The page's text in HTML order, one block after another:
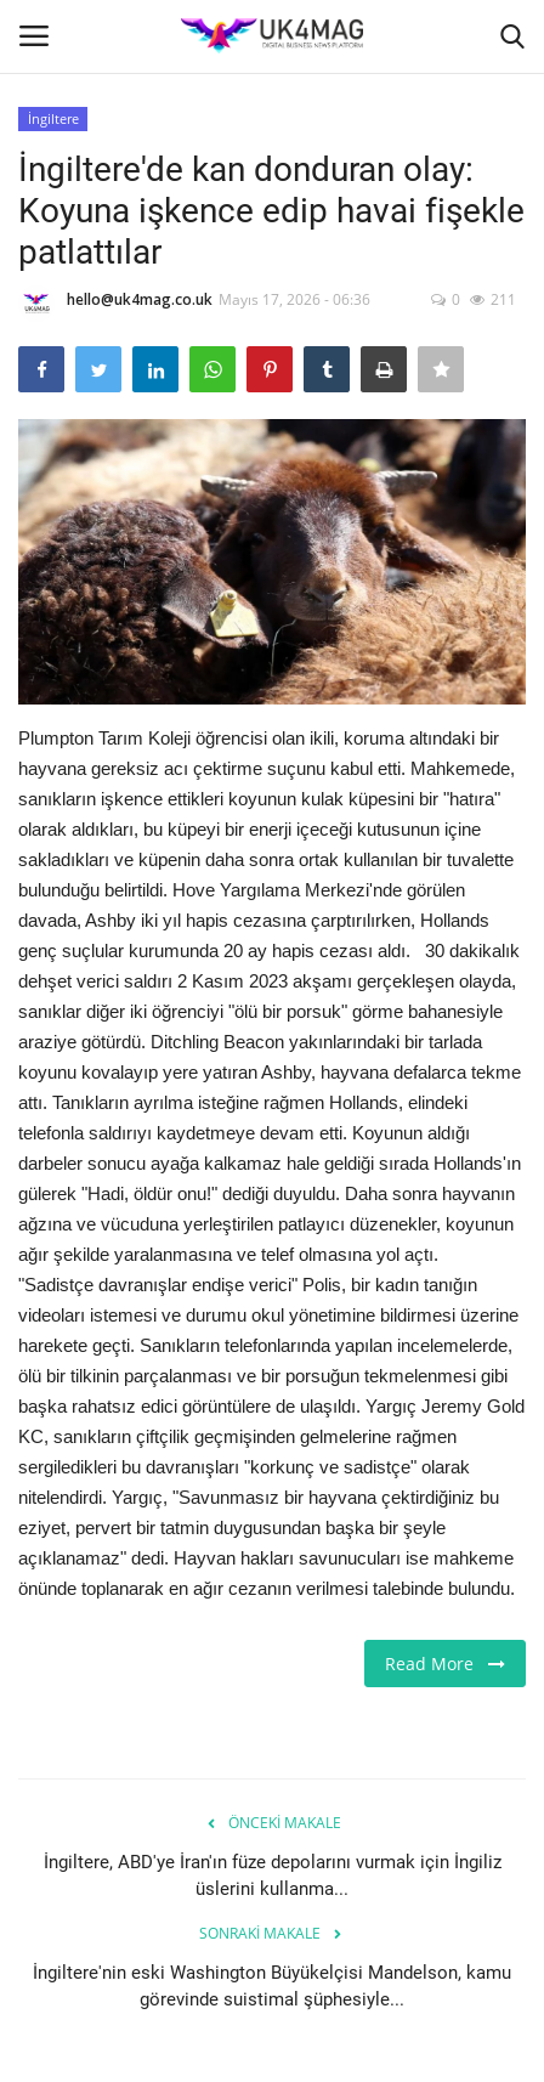
Ana Sayfa
TVNET
TOPLUM
İş İlanları
Seri İlanlar
Londra
İngiltere
Videolar
İş & Ekonomi
Firma Rehberi
Pazaryeri
Kültür - Sanat
Restoranlar
Sağlık
Teknoloji
Etkinlik
Hakkımızda
İletişim
Dilim
English Turkish
İngiltere
İngiltere'de kan donduran olay:
Koyuna işkence edip havai fişekle
patlattılar
hello@uk4mag.co.uk Mayıs 17, 2026 - 06:36 0 211
Plumpton Tarım Koleji öğrencisi olan ikili, koruma altındaki bir
hayvana gereksiz acı çektirme suçunu kabul etti. Mahkemede,
sanıkların işkence ettikleri koyunun kulak küpesini bir "hatıra"
olarak aldıkları, bu küpeyi bir enerji içeceği kutusunun içine
sakladıkları ve küpenin daha sonra ortak kullanılan bir tuvalette
bulunduğu belirtildi. Hove Yargılama Merkezi'nde görülen
davada, Ashby iki yıl hapis cezasına çarptırılırken, Hollands
genç suçlular kurumunda 20 ay hapis cezası aldı. 30 dakikalık
dehşet verici saldırı 2 Kasım 2023 akşamı gerçekleşen olayda,
sanıklar diğer iki öğrenciyi "ölü bir porsuk" görme bahanesiyle
araziye götürdü. Ditchling Beacon yakınlarındaki bir tarlada
koyunu kovalayıp yere yatıran Ashby, hayvana defalarca tekme
attı. Tanıkların ayrılma isteğine rağmen Hollands, elindeki
telefonla saldırıyı kaydetmeye devam etti. Koyunun aldığı
darbeler sonucu ayağa kalkamaz hale geldiği sırada Hollands'ın
gülerek "Hadi, öldür onu!" dediği duyuldu. Daha sonra hayvanın
ağzına ve vücuduna yerleştirilen patlayıcı düzenekler, koyunun
ağır şekilde yaralanmasına ve telef olmasına yol açtı.
"Sadistçe davranışlar endişe verici" Polis, bir kadın tanığın
videoları istemesi ve durumu okul yönetimine bildirmesi üzerine
harekete geçti. Sanıkların telefonlarında yapılan incelemelerde,
ölü bir tilkinin parçalanması ve bir porsuğun tekmelenmesi gibi
başka rahatsız edici görüntülere de ulaşıldı. Yargıç Jeremy Gold
KC, sanıkların çiftçilik geçmişinden gelmelerine rağmen
sergiledikleri bu davranışları "korkunç ve sadistçe" olarak
nitelendirdi. Yargıç, "Savunmasız bir hayvana çektirdiğiniz bu
eziyet, pervert bir tatmin duygusundan başka bir şeyle
açıklanamaz" dedi. Hayvan hakları savunucuları ise mahkeme
önünde toplanarak en ağır cezanın verilmesi talebinde bulundu.
Read More
ÖNCEKI MAKALE
İngiltere, ABD'ye İran'ın füze depolarını vurmak için İngiliz
üslerini kullanma...
SONRAKI MAKALE
İngiltere'nin eski Washington Büyükelçisi Mandelson, kamu
görevinde suistimal şüphesiyle...